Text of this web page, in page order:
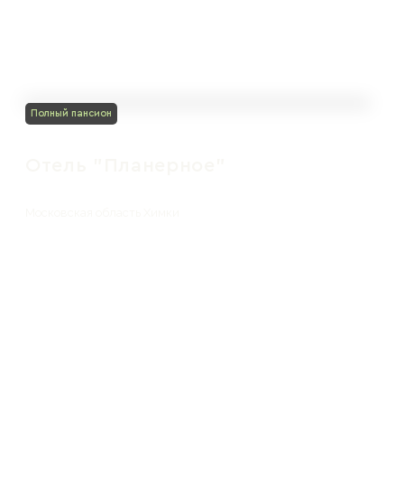
Полный пансион